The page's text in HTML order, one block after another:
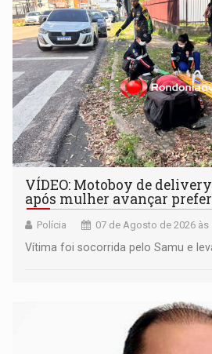
VÍDEO: Motoboy de
após mulher avançar
Polícia 07 de Agosto de 2026 às
Vítima foi socorrida pelo Samu e